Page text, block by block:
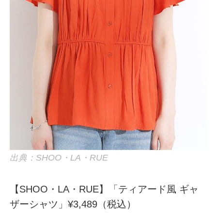
出典：SHOO・LA・RUE
【SHOO・LA・RUE】「ティアード風 ギャ
ザーシャツ」¥3,489（税込）